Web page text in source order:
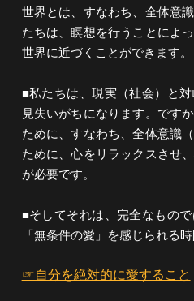
世界とは、すなわち、全体意
たちは、瞑想を行うことによ
世界に近づくことができます。
■私たちは、現実（社会）と
見失いがちになります。です
ために、すなわち、全体意識
ために、心をリラックスさせ
が必要です。
■そしてそれは、完全なもの
「無条件の愛」を感じられる
☞自分を絶対的に愛すること